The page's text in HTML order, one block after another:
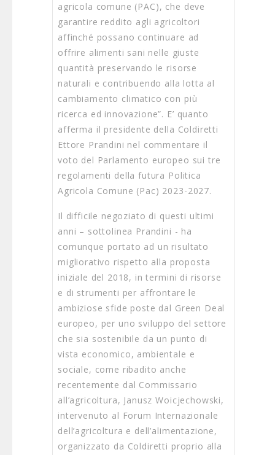
agricola comune (PAC), che deve
garantire reddito agli agricoltori
affinché possano continuare ad
offrire alimenti sani nelle giuste
quantità preservando le risorse
naturali e contribuendo alla lotta al
cambiamento climatico con più
ricerca ed innovazione”. E’ quanto
afferma il presidente della Coldiretti
Ettore Prandini nel commentare il
voto del Parlamento europeo sui tre
regolamenti della futura Politica
Agricola Comune (Pac) 2023-2027.
Il difficile negoziato di questi ultimi
anni – sottolinea Prandini - ha
comunque portato ad un risultato
migliorativo rispetto alla proposta
iniziale del 2018, in termini di risorse
e di strumenti per affrontare le
ambiziose sfide poste dal Green Deal
europeo, per uno sviluppo del settore
che sia sostenibile da un punto di
vista economico, ambientale e
sociale, come ribadito anche
recentemente dal Commissario
all’agricoltura, Janusz Woicjechowski,
intervenuto al Forum Internazionale
dell’agricoltura e dell’alimentazione,
organizzato da Coldiretti proprio alla